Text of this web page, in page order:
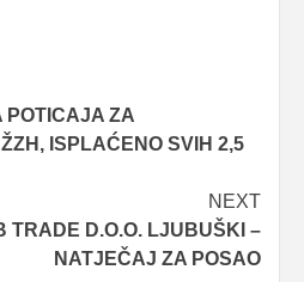
POTICAJA ZA
ISPLAĆENO SVIH 2,5
NEXT
TRADE D.O.O. LJUBUŠKI –
NATJEČAJ ZA POSAO